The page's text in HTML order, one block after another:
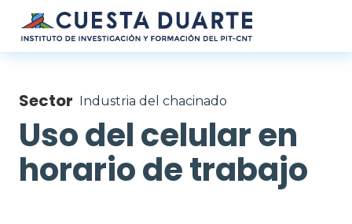
Pasar al contenido principal
Sector Industria del chacinado
Uso del celular en
horario de trabajo